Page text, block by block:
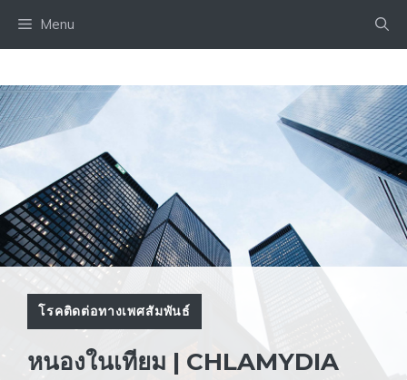
Menu
โรคติดต่อทางเพศสัมพันธ์
หนองในเทียม | CHLAMYDIA